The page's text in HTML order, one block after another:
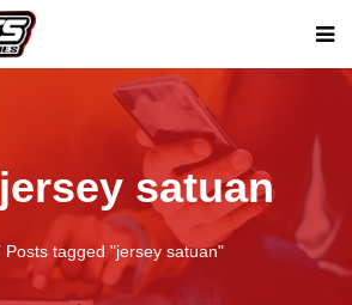
jersey satuan
Posts tagged "jersey satuan"